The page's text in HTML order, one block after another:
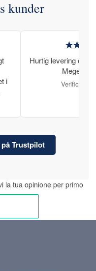
kunder
i
Hurtig levering og
Meget
Verificeret
Trustpilot
la tua opinione per primo